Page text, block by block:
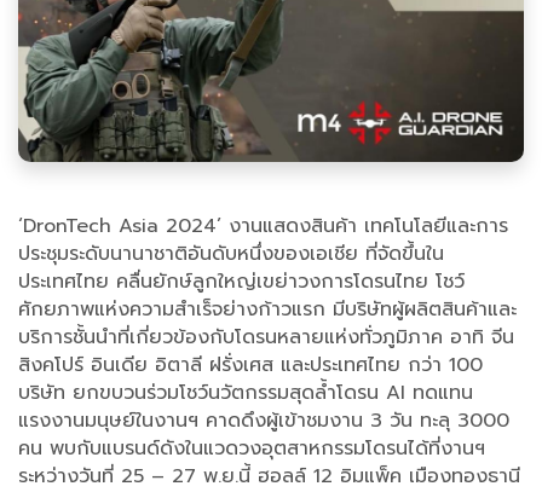
‘DronTech Asia 2024’ งานแสดงสินค้า เทคโนโลยีและการ
ประชุมระดับนานาชาติอันดับหนึ่งของเอเชีย ที่จัดขึ้นใน
ประเทศไทย คลื่นยักษ์ลูกใหญ่เขย่าวงการโดรนไทย โชว์
ศักยภาพแห่งความสำเร็จย่างก้าวแรก มีบริษัทผู้ผลิตสินค้าและ
บริการชั้นนำที่เกี่ยวข้องกับโดรนหลายแห่งทั่วภูมิภาค อาทิ จีน
สิงคโปร์ อินเดีย อิตาลี ฝรั่งเศส และประเทศไทย กว่า 100
บริษัท ยกขบวนร่วมโชว์นวัตกรรมสุดล้ำโดรน AI ทดแทน
แรงงานมนุษย์ในงานฯ คาดดึงผู้เข้าชมงาน 3 วัน ทะลุ 3000
คน พบกับแบรนด์ดังในแวดวงอุตสาหกรรมโดรนได้ที่งานฯ
ระหว่างวันที่ 25 – 27 พ.ย.นี้ ฮอลล์ 12 อิมแพ็ค เมืองทองธานี